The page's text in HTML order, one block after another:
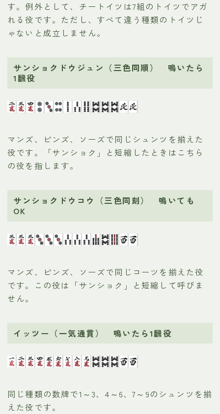
す。例外として、チートイツは7組のトイツでアガ
れる役です。ただし、すべて違う種類のトイツじ
ゃないと成立しません。
サンショクドウジュン（三色同順） 鳴いたら
1飜役
マンズ、ピンズ、ソーズで同じシュンツを揃えた
役です。「サンショク」と短縮したときはこちら
の役を指します。
サンショクドウコウ（三色同刻） 鳴いても
OK
マンズ、ピンズ、ソーズで同じコーツを揃えた役
です。この役は「サンショク」と短縮して呼びま
せん。
イッツー（一気通貫） 鳴いたら1飜役
同じ種類の数牌で1～3、4～6、7～9のシュンツを揃
えた役です。